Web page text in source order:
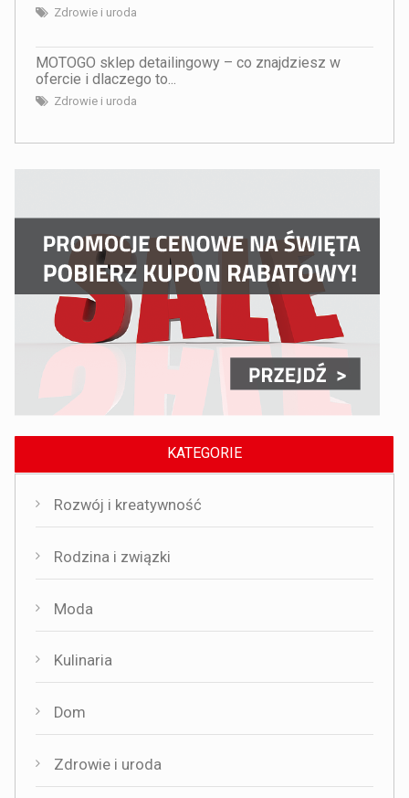
Zdrowie i uroda
MOTOGO sklep detailingowy – co znajdziesz w
ofercie i dlaczego to...
Zdrowie i uroda
KATEGORIE
Rozwój i kreatywność
Rodzina i związki
Moda
Kulinaria
Dom
Zdrowie i uroda